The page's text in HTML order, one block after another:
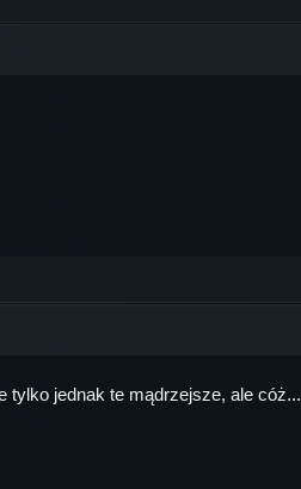
tylko jednak te mądrzejsze, ale cóż...